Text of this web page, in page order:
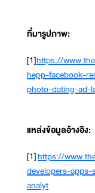
ที่มารูปภาพ:
[1]https://
hepp-facebook-
photo-dating-ad-
แหล่งข้อมูลอ้างอิง:
[1]https://
developers-
analyt